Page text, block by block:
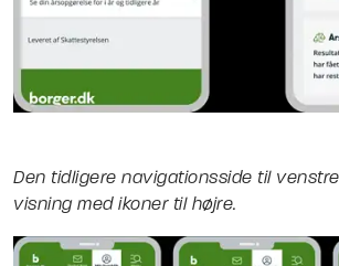
Den tidligere navigationsside til
visning med ikoner til højre.